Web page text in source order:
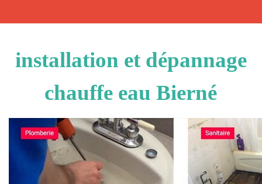
installation et dépannage
chauffe eau Bierné